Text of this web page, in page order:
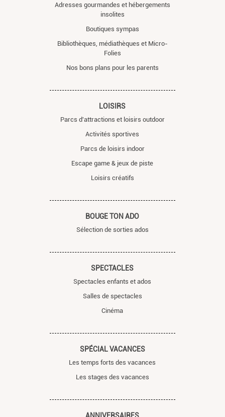
Adresses gourmandes et hébergements
insolites
Boutiques sympas
Bibliothèques, médiathèques et Micro-
Folies
Nos bons plans pour les parents
LOISIRS
Parcs d'attractions et loisirs outdoor
Activités sportives
Parcs de loisirs indoor
Escape game & jeux de piste
Loisirs créatifs
BOUGE TON ADO
Sélection de sorties ados
SPECTACLES
Spectacles enfants et ados
Salles de spectacles
Cinéma
SPÉCIAL VACANCES
Les temps forts des vacances
Les stages des vacances
ANNIVERSAIRES